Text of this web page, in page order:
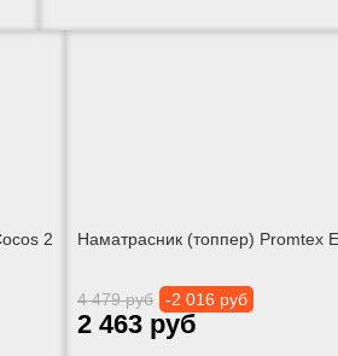
2 Наматрасник (топпер) Promtex
4 479 руб -2 016 руб
2 463 руб